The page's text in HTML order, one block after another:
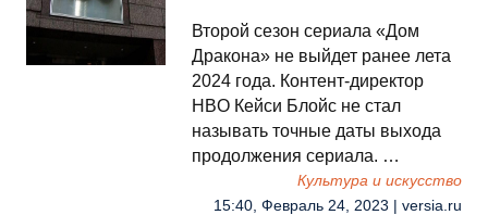
Второй сезон сериала «Дом
Дракона» не выйдет ранее лета
2024 года. Контент-директор
HBO Кейси Блойс не стал
называть точные даты выхода
продолжения сериала. …
Культура и искусство
15:40, Февраль 24, 2023 | versia.ru